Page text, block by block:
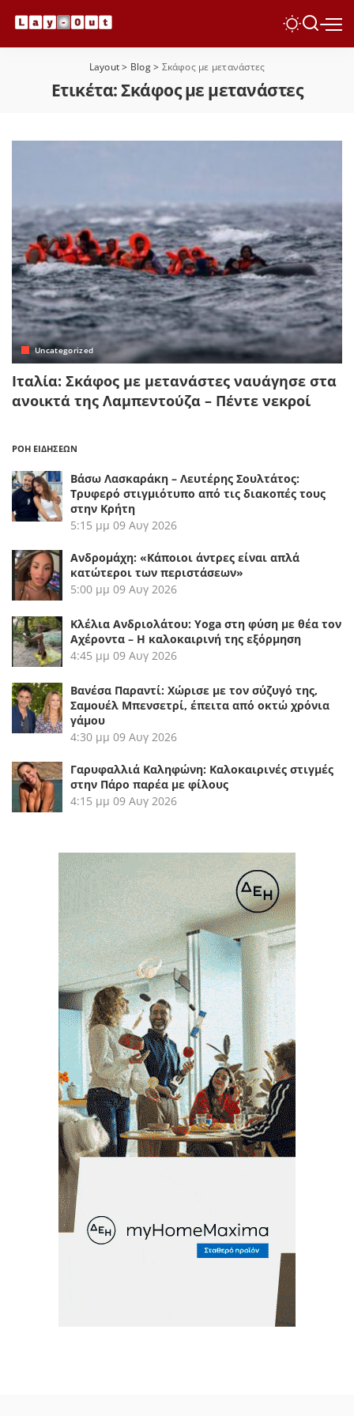
Layout> Blog> Σκάφος με μετανάστες
Ετικέτα:Σκάφος με μετανάστες
Uncategorized
Ιταλία: Σκάφος με μετανάστες ναυάγησε στα
ανοικτά της Λαμπεντούζα – Πέντε νεκροί
ΡΟΗ ΕΙΔΗΣΕΩΝ
Βάσω Λασκαράκη – Λευτέρης Σουλτάτος:
Τρυφερό στιγμιότυπο από τις διακοπές τους
στην Κρήτη
5:15 μμ 09 Αυγ 2026
Ανδρομάχη: «Κάποιοι άντρες είναι απλά
κατώτεροι των περιστάσεων»
5:00 μμ 09 Αυγ 2026
Κλέλια Ανδριολάτου: Yoga στη φύση με θέα τον
Αχέροντα – Η καλοκαιρινή της εξόρμηση
4:45 μμ 09 Αυγ 2026
Βανέσα Παραντί: Χώρισε με τον σύζυγό της,
Σαμουέλ Μπενσετρί, έπειτα από οκτώ χρόνια
γάμου
4:30 μμ 09 Αυγ 2026
Γαρυφαλλιά Καληφώνη: Καλοκαιρινές στιγμές
στην Πάρο παρέα με φίλους
4:15 μμ 09 Αυγ 2026